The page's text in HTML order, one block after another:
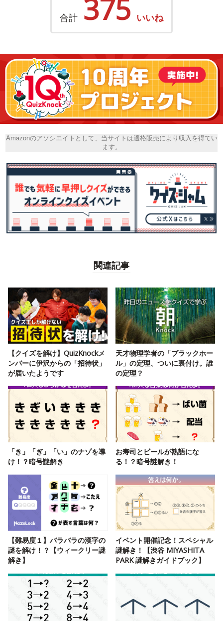
合計 375 いいね
Amazonのアソシエイトとして、当サイトは適格販売により収入を得てい
ます。
関連記事
【クイズを解け】QuizKnockメ
ンバーに伊沢からの「招待状」
が届いたようです
天才物理学者の「ブラックホー
ル」の定理、ついに裏付け。誰
の定理？
「き」「ぎ」「い」のナゾを導
け！？暗号謎解き
お寿司とビールが熟語にな
る！？暗号謎解き！
【難易度１】バラバラの漢字の
謎を解け！？【ウィークリー謎
解き】
イベント開催記念！スペシャル
謎解き！【渋谷 MIYASHITA
PARK 謎解きガイドブック】